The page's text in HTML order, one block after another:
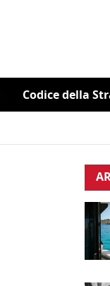
Codice della